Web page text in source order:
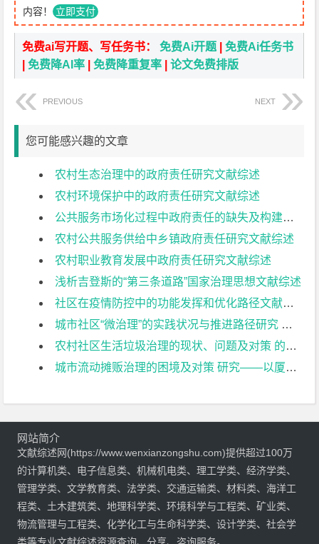
内容！ 立即支付
免费ai写开题、写任务书：免费Ai开题 |免费Ai任务书
|免费降AI率 |免费降重复率 |论文免费排版
PREVIOUS NEXT
您可能感兴趣的文章
农村生态治理中的政府责任研究文献综述
农村环境保护中的政府责任研究文献综述
公共服务市场化过程中政府责任的缺失及构建文献综述
农村公共服务供给中乡镇政府责任研究文献综述
农村职业教育发展中政府责任研究文献综述
浅析吉登斯的“第三条道路”国家治理思想文献综述
社区在疫情防控中的功能发挥和优化路径文献综述
城市社区“微治理”的实践状况与推进路径研究 ——以南京市泰山街道下辖社区为例文献综述
农村社区生活垃圾治理的现状、问题及对策 的研究—常州市薛埠镇乌振岗为例文献综述
城市流动摊贩治理的困境及对策 研究——以厦门市湖里区为例文献综述
网站简介
文献综述网(https://www.wenxianzongshu.com)提供超过100万
的计算机类、电子信息类、机械机电类、理工学类、经济学类、
管理学类、文学教育类、法学类、交通运输类、材料类、海洋工
程类、土木建筑类、地理科学类、环境科学与工程类、矿业类、
物流管理与工程类、化学化工与生命科学类、设计学类、社会学